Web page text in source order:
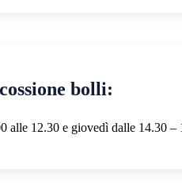
bolli:
alle 12.30 e giovedì dalle 14.30 –